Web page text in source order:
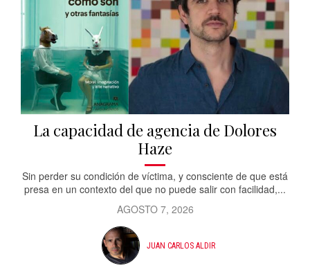
La capacidad de agencia de Dolores
Haze
Sin perder su condición de víctima, y consciente de que está
presa en un contexto del que no puede salir con facilidad,...
AGOSTO 7, 2026
JUAN CARLOS ALDIR